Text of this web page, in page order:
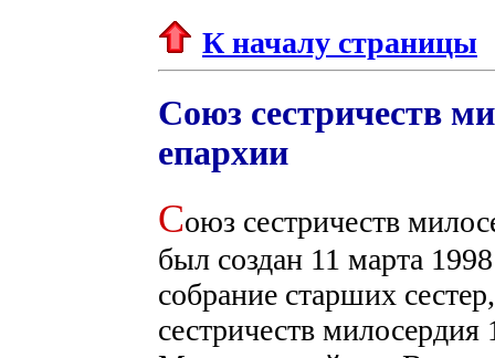
К началу страницы
Союз сестричеств
епархии
Союз сестричеств
был создан 11 марта
собрание старших
сестричеств